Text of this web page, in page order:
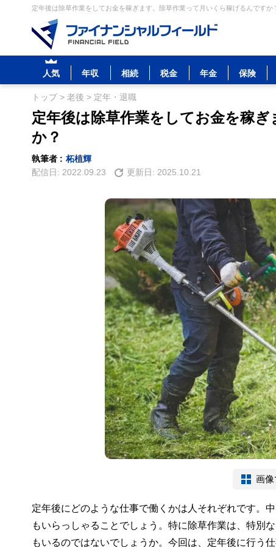
定年後は除草作業をしてお金を稼ぎます。除草作業って月いくら稼げるんですか
人気 年収 相続 税金 年金 保険
トップ> 老後 > 定年・退職
定年後は除草作業をしてお金を稼
か？
執筆者 : 柘植輝
配信日: 2022.09.23 更新日: 2025.10.21
画像
定年後にどのような仕事で働くかは人それぞれです。
もいらっしゃることでしょう。特に除草作業は、特別
もいるのではないでしょうか。今回は、定年後に行う